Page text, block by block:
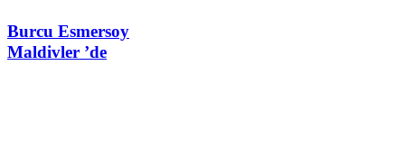
Burcu Esmersoy
Maldivler ’de